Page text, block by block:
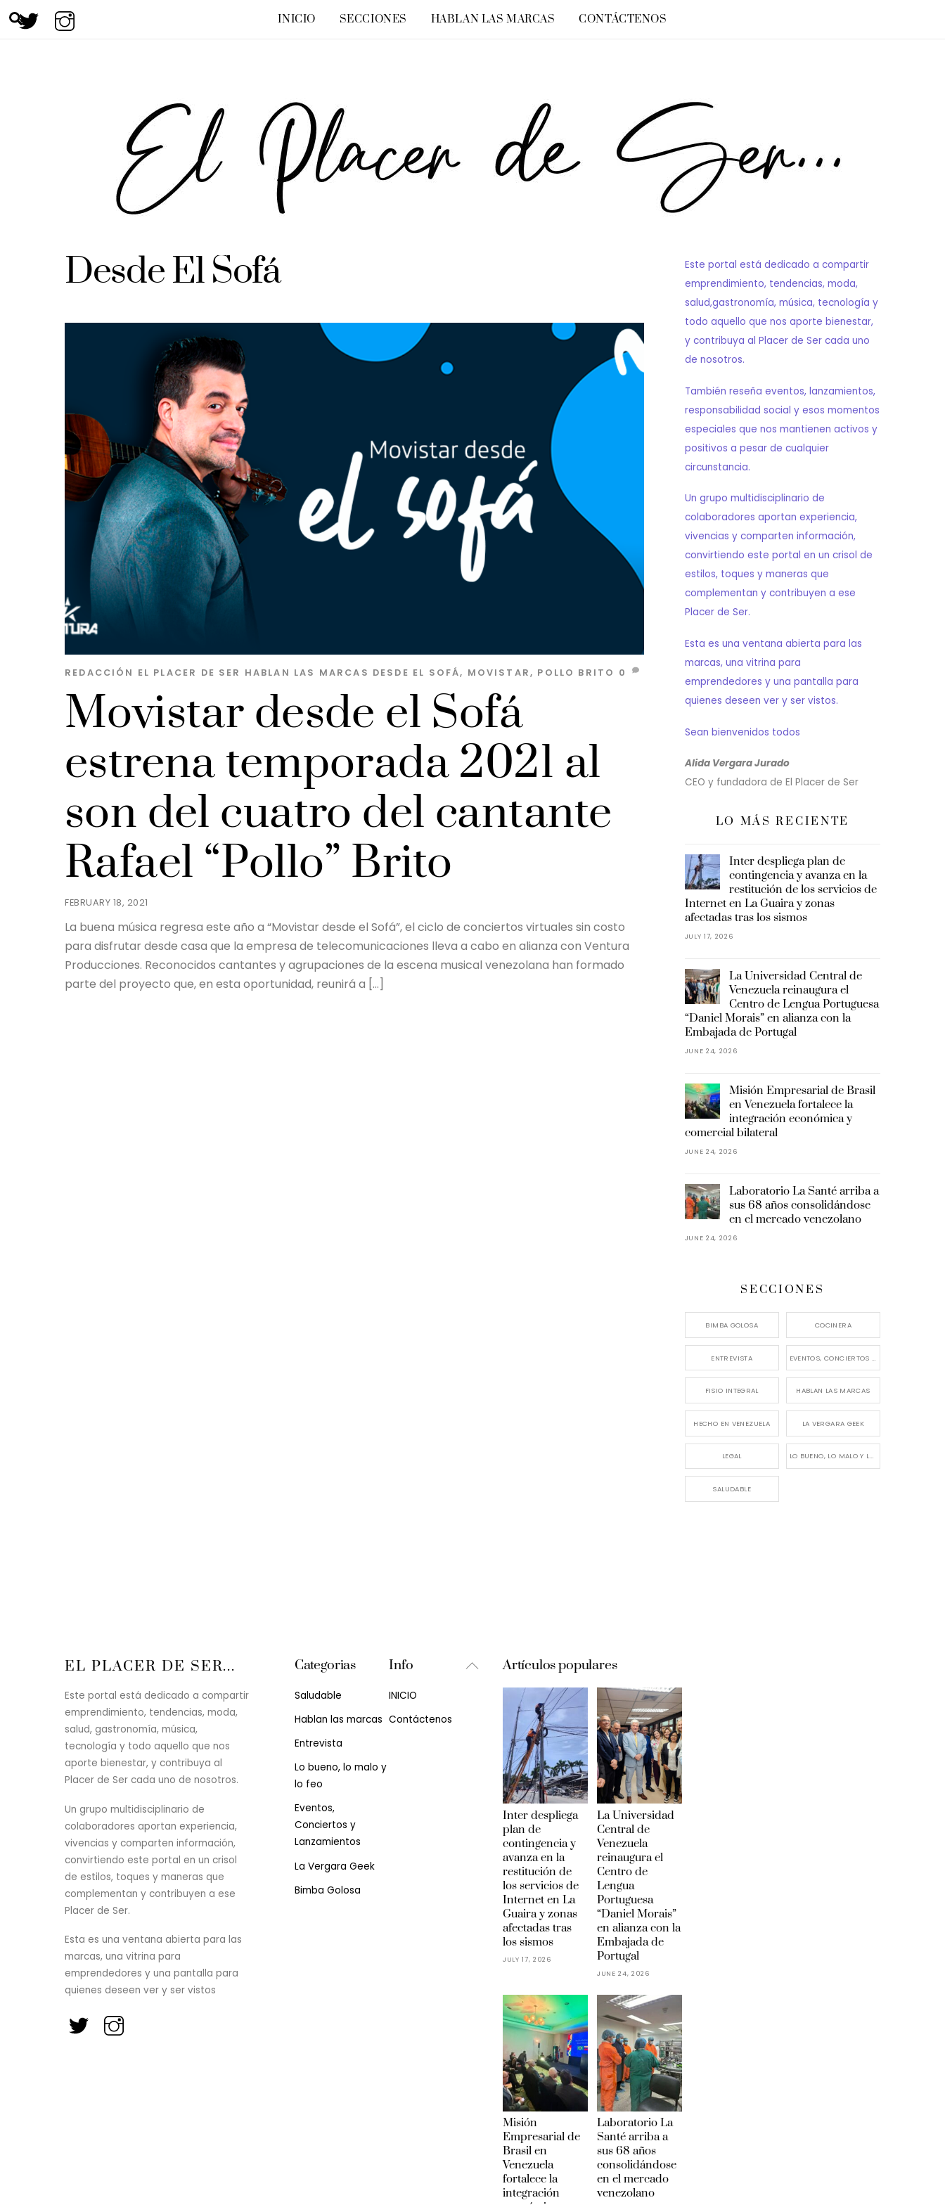
Skip Search INICIO SECCIONES HABLAN LAS MARCAS CONTÁCTENOS
Desde El Sofá
FEBRUARY 18, 2021
Movistar desde el Sofá
estrena temporada 2021 al
son del cuatro del cantante
Rafael “Pollo” Brito
REDACCIÓN EL PLACER DE SER HABLAN LAS MARCAS DESDE EL SOFÁ, MOVISTAR, POLLO BRITO 0
La buena música regresa este año a “Movistar desde el Sofá”, el ciclo de conciertos virtuales sin costo
para disfrutar desde casa que la empresa de telecomunicaciones lleva a cabo en alianza con Ventura
Producciones. Reconocidos cantantes y agrupaciones de la escena musical venezolana han formado
parte del proyecto que, en esta oportunidad, reunirá a […]
Este portal está dedicado a compartir
emprendimiento, tendencias, moda,
salud,gastronomía, música, tecnología y
todo aquello que nos aporte bienestar,
y contribuya al Placer de Ser cada uno
de nosotros.
También reseña eventos, lanzamientos,
responsabilidad social y esos momentos
especiales que nos mantienen activos y
positivos a pesar de cualquier
circunstancia.
Un grupo multidisciplinario de
colaboradores aportan experiencia,
vivencias y comparten información,
convirtiendo este portal en un crisol de
estilos, toques y maneras que
complementan y contribuyen a ese
Placer de Ser.
Esta es una ventana abierta para las
marcas, una vitrina para
emprendedores y una pantalla para
quienes deseen ver y ser vistos.
Sean bienvenidos todos
Alida Vergara Jurado
CEO y fundadora de El Placer de Ser
LO MÁS RECIENTE
Inter despliega plan de
contingencia y avanza en la
restitución de los servicios de
Internet en La Guaira y zonas
afectadas tras los sismos
JULY 17, 2026
La Universidad Central de
Venezuela reinaugura el
Centro de Lengua Portuguesa
“Daniel Morais” en alianza con la
Embajada de Portugal
JUNE 24, 2026
Misión Empresarial de Brasil
en Venezuela fortalece la
integración económica y
comercial bilateral
JUNE 24, 2026
Laboratorio La Santé arriba a
sus 68 años consolidándose
en el mercado venezolano
JUNE 24, 2026
SECCIONES
BIMBA GOLOSA COCINERA
ENTREVISTA
FISIO INTEGRAL HABLAN LAS MARCAS
HECHO EN VENEZUELA LA VERGARA GEEK
LEGAL LO BUENO, LO MALO Y LO FEO
SALUDABLE
Back
EL PLACER DE SER...
Este portal está dedicado a compartir
emprendimiento, tendencias, moda,
salud, gastronomía, música,
tecnología y todo aquello que nos
aporte bienestar, y contribuya al
Placer de Ser cada uno de nosotros.
Un grupo multidisciplinario de
colaboradores aportan experiencia,
vivencias y comparten información,
convirtiendo este portal en un crisol
de estilos, toques y maneras que
complementan y contribuyen a ese
Placer de Ser.
Esta es una ventana abierta para las
marcas, una vitrina para
emprendedores y una pantalla para
quienes deseen ver y ser vistos
Categorias
Saludable
Hablan las marcas
Entrevista
Lo bueno, lo malo y
lo feo
Eventos,
Conciertos y
Lanzamientos
La Vergara Geek
Bimba Golosa
Info
INICIO
Contáctenos
Artículos populares
Inter despliega
plan de
contingencia y
avanza en la
restitución de
los servicios de
Internet en La
Guaira y zonas
afectadas tras
los sismos
JULY 17, 2026
La Universidad
Central de
Venezuela
reinaugura el
Centro de
Lengua
Portuguesa
“Daniel Morais”
en alianza con la
Embajada de
Portugal
JUNE 24, 2026
Misión
Empresarial de
Brasil en
Venezuela
fortalece la
integración
Laboratorio La
Santé arriba a
sus 68 años
consolidándose
en el mercado
venezolano